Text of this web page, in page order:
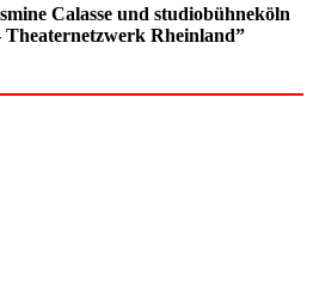
Calasse und studiobühneköln
Rheinland”